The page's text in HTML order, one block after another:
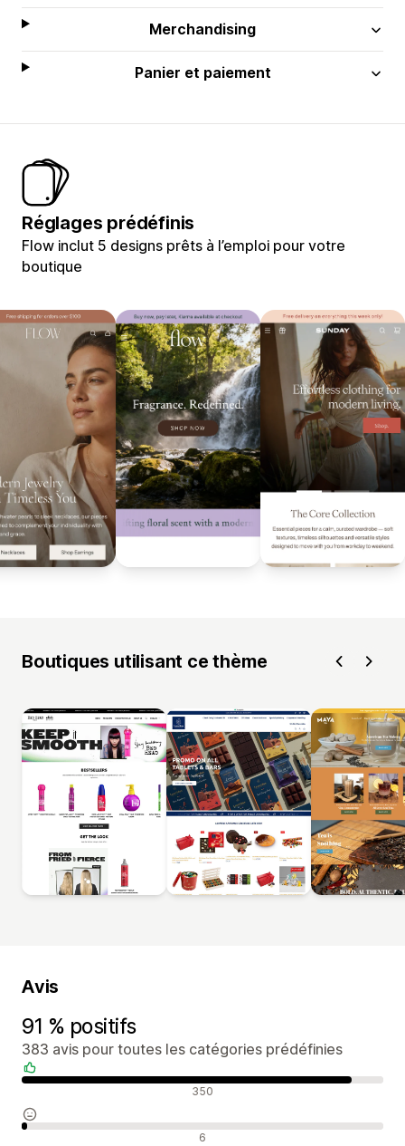
Merchandising
Panier et paiement
Réglages prédéfinis
Flow inclut 5 designs prêts à l’emploi pour votre
boutique
Boutiques utilisant ce thème
Avis
91 % positifs
383 avis pour toutes les catégories prédéfinies
Avis positifs 350
Avis neutres 6